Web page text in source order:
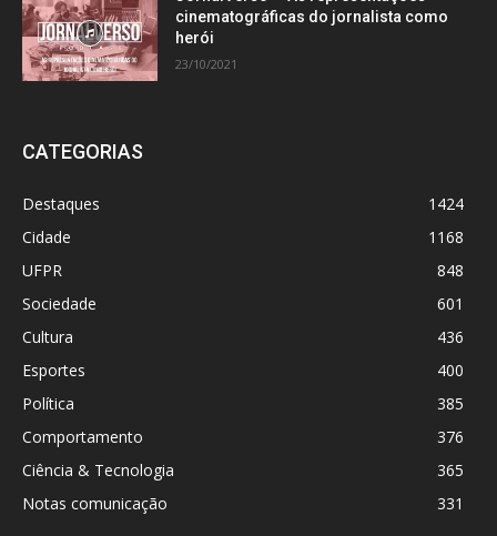
cinematográficas do jornalista como
herói
23/10/2021
CATEGORIAS
Destaques
1424
Cidade
1168
UFPR
848
Sociedade
601
Cultura
436
Esportes
400
Política
385
Comportamento
376
Ciência & Tecnologia
365
Notas comunicação
331